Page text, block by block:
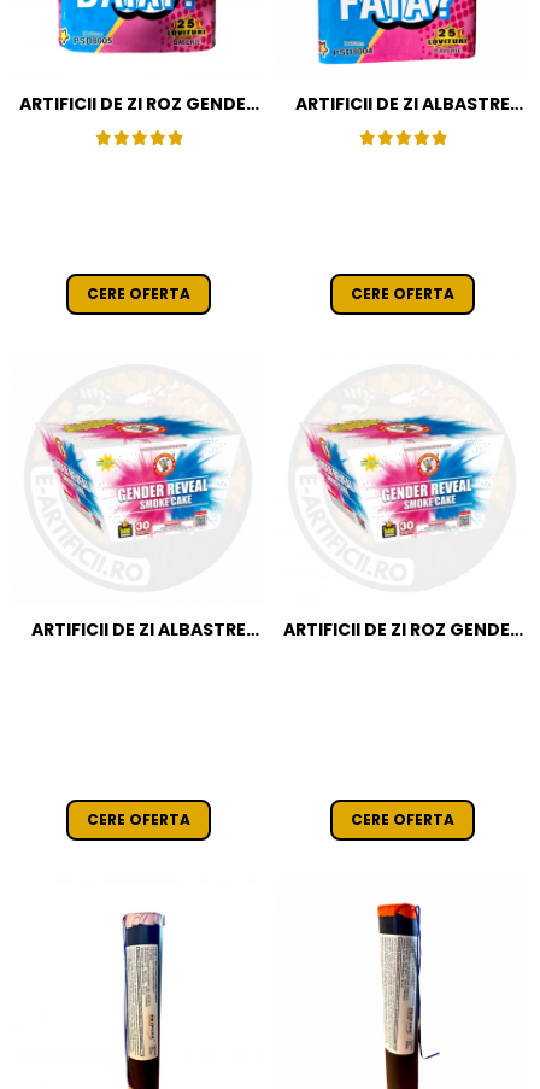
ARTIFICII DE ZI ROZ GENDER
REVEAL
CERE OFERTA
ARTIFICII DE ZI ALBASTRE
GENDER REVEAL
CERE OFERTA
ARTIFICII DE ZI ALBASTRE
CERE OFERTA
ARTIFICII DE ZI ROZ GENDER
CERE OFERTA